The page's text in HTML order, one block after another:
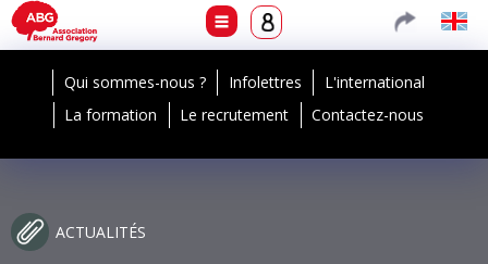
Qui sommes-nous ? Infolettres
L'international
La formation
Le recrutement Contactez-nous
ACTUALITÉS